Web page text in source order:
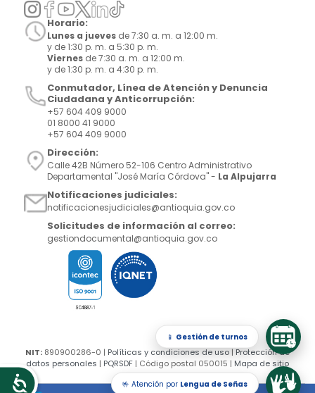
📱 Gestión de turnos
🤟 Atención por Lengua de Señas
Horario:
Lunes a jueves de 7:30 a. m. a 12:00 m.
y de 1:30 p. m. a 5:30 p. m.
Viernes de 7:30 a. m. a 12:00 m.
y de 1:30 p. m. a 4:30 p. m.
Conmutador, Línea de Atención y Denuncia
Ciudadana y Anticorrupción:
+57 604 409 9000
01 8000 41 9000
+57 604 409 9000
Dirección:
Calle 42B Número 52-106 Centro Administrativo
Departamental "José María Córdova" - La Alpujarra
Notificaciones judiciales:
notificacionesjudiciales@antioquia.gov.co
Solicitudes de información al correo:
gestiondocumental@antioquia.gov.co
NIT: 890900286-0 | Políticas y condiciones de uso | Protección de
datos personales | PQRSDF | Código postal 050015 | Mapa de sitio